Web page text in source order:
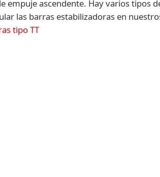
empuje ascendente. Hay varios tipos
las barras estabilizadoras en
tipo TT